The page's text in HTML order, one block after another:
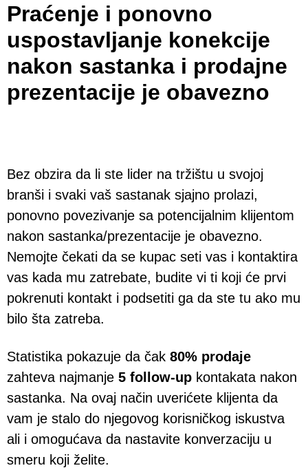
Praćenje i ponovno
uspostavljanje konekcije
nakon sastanka i prodajne
prezentacije je obavezno
Bez obzira da li ste lider na tržištu u svojoj
branši i svaki vaš sastanak sjajno prolazi,
ponovno povezivanje sa potencijalnim klijentom
nakon sastanka/prezentacije je obavezno.
Nemojte čekati da se kupac seti vas i kontaktira
vas kada mu zatrebate, budite vi ti koji će prvi
pokrenuti kontakt i podsetiti ga da ste tu ako mu
bilo šta zatreba.
Statistika pokazuje da čak 80% prodaje
zahteva najmanje 5 follow-up kontakata nakon
sastanka. Na ovaj način uverićete klijenta da
vam je stalo do njegovog korisničkog iskustva
ali i omogućava da nastavite konverzaciju u
smeru koji želite.